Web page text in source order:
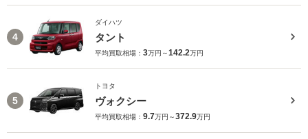
4
ダイハツ
タント
平均買取相場： 3万円～142.2万円
5
トヨタ
ヴォクシー
平均買取相場： 9.7万円～372.9万円